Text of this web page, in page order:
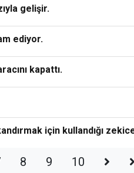
gelişir.
ediyor.
kapattı.
için kullandığı
8 9 10